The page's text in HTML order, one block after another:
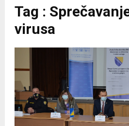
Tag :
virusa